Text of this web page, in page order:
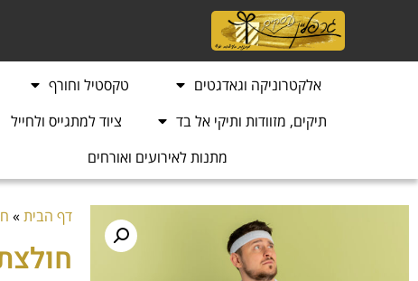
אלקטרוניקה וגאדגטים טקסטיל וחורף
תיקים, מזוודות ותיקי אל בד
ציוד למתגייס ולחייל
מתנות לאירועים ואורחים
דף הבית»